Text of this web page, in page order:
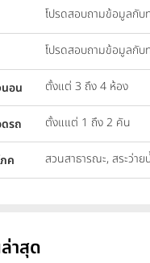
โปรดสอบถามข้อมูลกับ
โปรดสอบถามข้อมูลกับ
อน ตั้งแต่ 3 ถึง 4 ห้อง
รถ ตั้งแแต่ 1 ถึง 2 คัน
ค สวนสาธารณะ, สระว่า
าสุด